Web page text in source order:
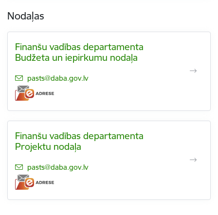
Nodaļas
Finanšu vadības departamenta
Budžeta un iepirkumu nodaļa
E-pasts:
pasts@daba.gov.lv
Finanšu vadības departamenta
Projektu nodaļa
E-pasts:
pasts@daba.gov.lv